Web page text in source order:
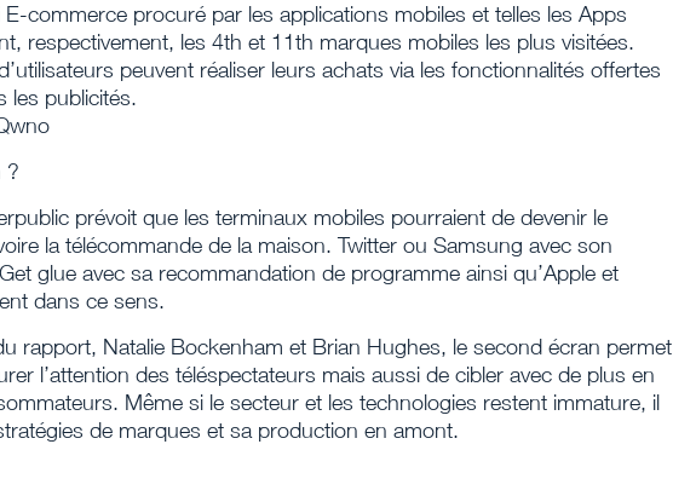
E-commerce procuré par les applications mobiles et telles les Apps
respectivement, les 4th et 11th marques mobiles les plus visitées.
peuvent réaliser leurs achats via les fonctionnalités offertes
les publicités.
?
prévoit que les terminaux mobiles pourraient de devenir le
la télécommande de la maison. Twitter ou Samsung avec son
glue avec sa recommandation de programme ainsi qu’Apple et
dans ce sens.
rapport, Natalie Bockenham et Brian Hughes, le second écran permet
l’attention des téléspectateurs mais aussi de cibler avec de plus en
Même si le secteur et les technologies restent immature, il
de marques et sa production en amont.